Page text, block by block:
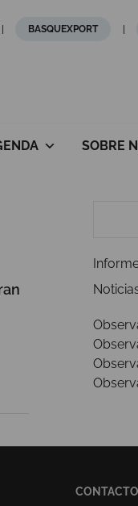
BASQUEXPORT
SOBRE
CONTACTO